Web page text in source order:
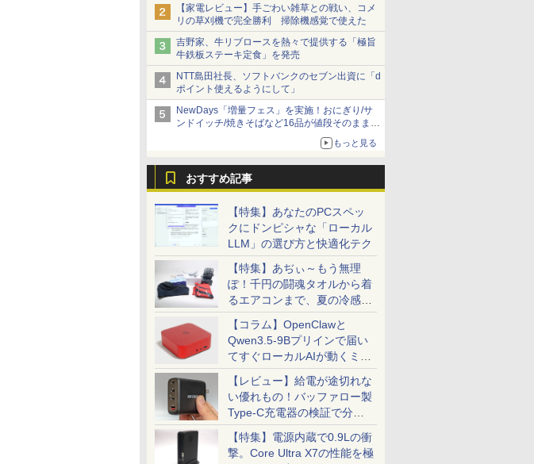
【家電レビュー】手ごわい雑草との戦い、コメ
リの草刈機で完全勝利 掃除機感覚で使えた
吉野家、牛リブロースを熱々で提供する「極旨
牛鉄板ステーキ定食」を発売
NTT島田社長、ソフトバンクのセブン出資に「d
ポイント使えるようにして」
NewDays「増量フェス」を実施！おにぎり/サ
ンドイッチ/焼きそばなど16品が値段そのままで
もっと見る
おすすめ記事
【特集】あなたのPCスペッ
クにドンピシャな「ローカル
LLM」の選び方と快適化テク
【特集】あぢぃ～もう無理
ぽ！千円の闘魂タオルから着
るエアコンまで、夏の冷感グ
ッズ一挙紹介
【コラム】OpenClawと
Qwen3.5-9Bプリインで届い
てすぐローカルAIが動くミニ
PC「SER9 Pro」
【レビュー】給電が途切れな
い優れもの！バッファロー製
Type-C充電器の検証で分か
ったこと
【特集】電源内蔵で0.9Lの衝
撃。Core Ultra X7の性能を極